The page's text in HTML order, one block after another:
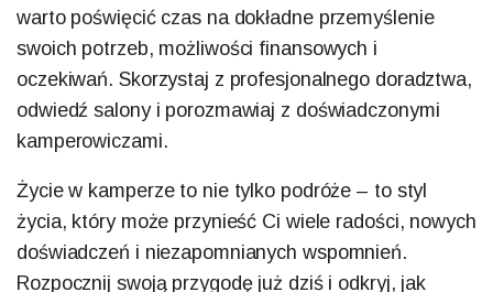
warto poświęcić czas na dokładne przemyślenie
swoich potrzeb, możliwości finansowych i
oczekiwań. Skorzystaj z profesjonalnego doradztwa,
odwiedź salony i porozmawiaj z doświadczonymi
kamperowiczami.
Życie w kamperze to nie tylko podróże – to styl
życia, który może przynieść Ci wiele radości, nowych
doświadczeń i niezapomnianych wspomnień.
Rozpocznij swoją przygodę już dziś i odkryj, jak